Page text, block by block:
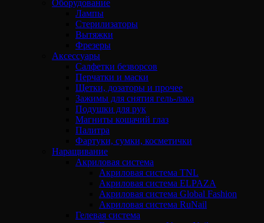
Оборудование
Лампы
Стерилизаторы
Вытяжки
Фрезеры
Аксессуары
Салфетки безворсов
Перчатки и маски
Щетки, дозаторы и прочее
Зажимы для снятия гель-лака
Подушки для рук
Магниты кошачий глаз
Палитра
Фартуки, сумки, косметички
Наращивание
Акриловая система
Акриловая система TNL
Акриловая система ELPAZA
Акриловая система Global Fashion
Акриловая система RuNail
Гелевая система